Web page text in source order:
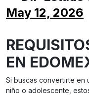
May 12, 2026
EN
Si buscas convertirte en
niño o adolescente,